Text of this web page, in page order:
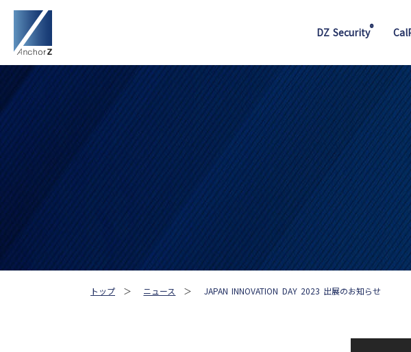
DZ Security®
トップ ＞ ニュース ＞ JAPAN INNOVATION DAY 2023 出展のお知らせ